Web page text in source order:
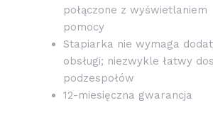
połączone z wyświetlaniem
pomocy
Stapiarka nie wymaga
obsługi; niezwykle łatwy
podzespołów
12-miesięczna gwarancja